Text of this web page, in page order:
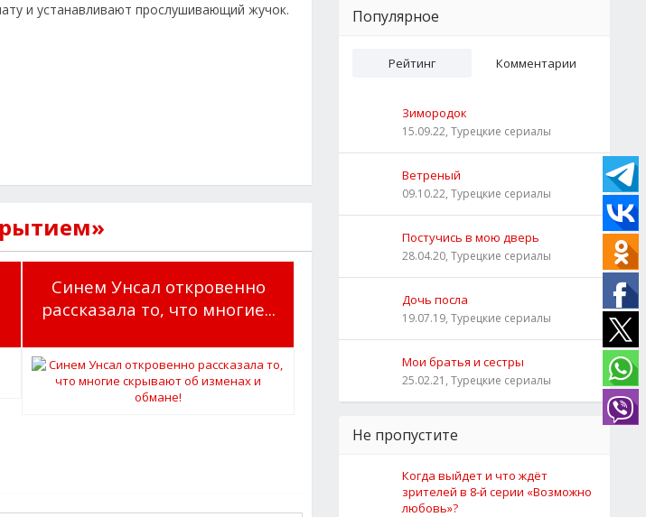
и устанавливают прослушивающий жучок.
Синем Унсал откровенно
рассказала то, что многие...
Популярное
Рейтинг Комментарии
Зимородок
15.09.22, Турецкие сериалы
Ветреный
09.10.22, Турецкие сериалы
Постучись в мою дверь
28.04.20, Турецкие сериалы
Дочь посла
19.07.19, Турецкие сериалы
Мои братья и сестры
25.02.21, Турецкие сериалы
Не пропустите
Когда выйдет и что ждёт
зрителей в 8-й серии «Возможно
любовь»?